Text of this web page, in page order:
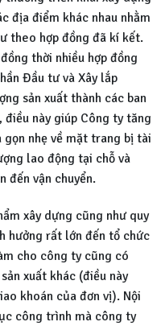
địa điểm khác nhau nhằm
theo hợp đồng đã kí kết.
thời nhiều hợp đồng
Đầu tư và Xây lắp
sản xuất thành các ban
này giúp Công ty tăng
nhẹ về mặt trang bị tài
lao động tại chỗ và
đến vận chuyển.
xây dựng cũng như quy
hưởng rất lớn đến tổ chức
cho công ty cũng có
xuất khác (điều này
khoán của đơn vị). Nội
công trình mà công ty